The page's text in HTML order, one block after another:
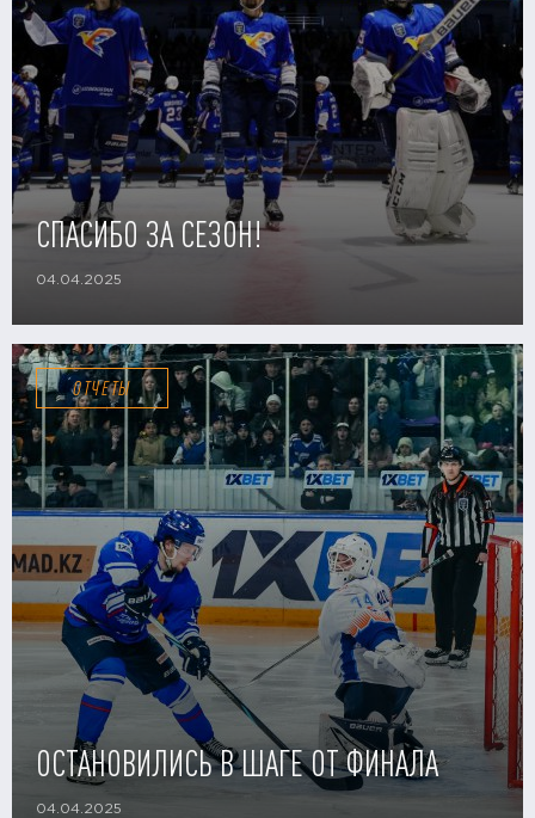
СПАСИБО ЗА СЕЗОН!
04.04.2025
ОТЧЕТЫ
ОСТАНОВИЛИСЬ В ШАГЕ ОТ ФИНАЛА
04.04.2025